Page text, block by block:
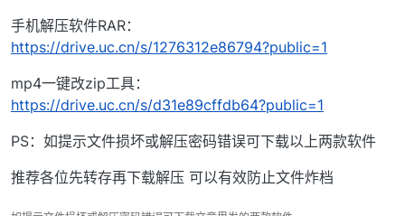
手机解压软件RAR：
https://drive.uc.cn/s/1276312e86794?public=1
mp4一键改zip工具：
https://drive.uc.cn/s/d31e89cffdb64?public=1
PS：如提示文件损坏或解压密码错误可下载以上两款软件
推荐各位先转存再下载解压 可以有效防止文件炸档